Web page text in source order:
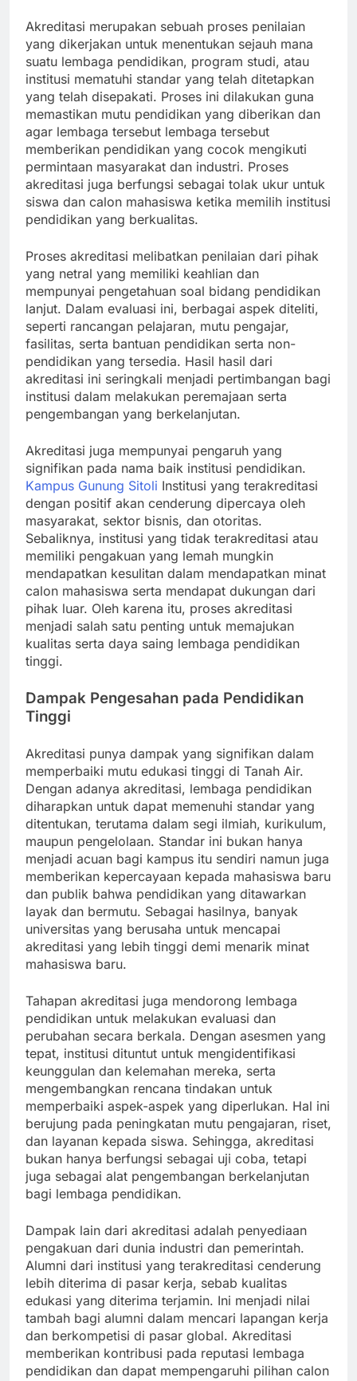
Akreditasi merupakan sebuah proses penilaian
yang dikerjakan untuk menentukan sejauh mana
suatu lembaga pendidikan, program studi, atau
institusi mematuhi standar yang telah ditetapkan
yang telah disepakati. Proses ini dilakukan guna
memastikan mutu pendidikan yang diberikan dan
agar lembaga tersebut lembaga tersebut
memberikan pendidikan yang cocok mengikuti
permintaan masyarakat dan industri. Proses
akreditasi juga berfungsi sebagai tolak ukur untuk
siswa dan calon mahasiswa ketika memilih institusi
pendidikan yang berkualitas.
Proses akreditasi melibatkan penilaian dari pihak
yang netral yang memiliki keahlian dan
mempunyai pengetahuan soal bidang pendidikan
lanjut. Dalam evaluasi ini, berbagai aspek diteliti,
seperti rancangan pelajaran, mutu pengajar,
fasilitas, serta bantuan pendidikan serta non-
pendidikan yang tersedia. Hasil hasil dari
akreditasi ini seringkali menjadi pertimbangan bagi
institusi dalam melakukan peremajaan serta
pengembangan yang berkelanjutan.
Akreditasi juga mempunyai pengaruh yang
signifikan pada nama baik institusi pendidikan.
Kampus Gunung Sitoli Institusi yang terakreditasi
dengan positif akan cenderung dipercaya oleh
masyarakat, sektor bisnis, dan otoritas.
Sebaliknya, institusi yang tidak terakreditasi atau
memiliki pengakuan yang lemah mungkin
mendapatkan kesulitan dalam mendapatkan minat
calon mahasiswa serta mendapat dukungan dari
pihak luar. Oleh karena itu, proses akreditasi
menjadi salah satu penting untuk memajukan
kualitas serta daya saing lembaga pendidikan
tinggi.
Dampak Pengesahan pada Pendidikan
Tinggi
Akreditasi punya dampak yang signifikan dalam
memperbaiki mutu edukasi tinggi di Tanah Air.
Dengan adanya akreditasi, lembaga pendidikan
diharapkan untuk dapat memenuhi standar yang
ditentukan, terutama dalam segi ilmiah, kurikulum,
maupun pengelolaan. Standar ini bukan hanya
menjadi acuan bagi kampus itu sendiri namun juga
memberikan kepercayaan kepada mahasiswa baru
dan publik bahwa pendidikan yang ditawarkan
layak dan bermutu. Sebagai hasilnya, banyak
universitas yang berusaha untuk mencapai
akreditasi yang lebih tinggi demi menarik minat
mahasiswa baru.
Tahapan akreditasi juga mendorong lembaga
pendidikan untuk melakukan evaluasi dan
perubahan secara berkala. Dengan asesmen yang
tepat, institusi dituntut untuk mengidentifikasi
keunggulan dan kelemahan mereka, serta
mengembangkan rencana tindakan untuk
memperbaiki aspek-aspek yang diperlukan. Hal ini
berujung pada peningkatan mutu pengajaran, riset,
dan layanan kepada siswa. Sehingga, akreditasi
bukan hanya berfungsi sebagai uji coba, tetapi
juga sebagai alat pengembangan berkelanjutan
bagi lembaga pendidikan.
Dampak lain dari akreditasi adalah penyediaan
pengakuan dari dunia industri dan pemerintah.
Alumni dari institusi yang terakreditasi cenderung
lebih diterima di pasar kerja, sebab kualitas
edukasi yang diterima terjamin. Ini menjadi nilai
tambah bagi alumni dalam mencari lapangan kerja
dan berkompetisi di pasar global. Akreditasi
memberikan kontribusi pada reputasi lembaga
pendidikan dan dapat mempengaruhi pilihan calon